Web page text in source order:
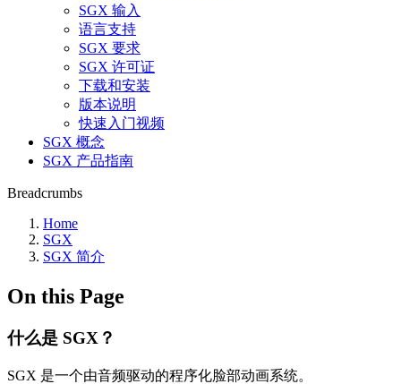
SGX 输入
语言支持
SGX 要求
SGX 许可证
下载和安装
版本说明
快速入门视频
SGX 概念
SGX 产品指南
Breadcrumbs
Home
SGX
SGX 简介
On this Page
什么是 SGX？
SGX 是一个由音频驱动的程序化脸部动画系统。